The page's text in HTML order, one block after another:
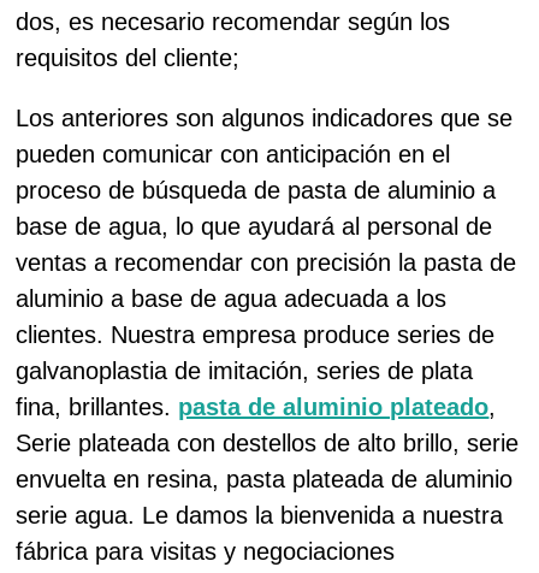
dos, es necesario recomendar según los
requisitos del cliente;
Los anteriores son algunos indicadores que se
pueden comunicar con anticipación en el
proceso de búsqueda de pasta de aluminio a
base de agua, lo que ayudará al personal de
ventas a recomendar con precisión la pasta de
aluminio a base de agua adecuada a los
clientes. Nuestra empresa produce series de
galvanoplastia de imitación, series de plata
fina, brillantes. pasta de aluminio plateado,
Serie plateada con destellos de alto brillo, serie
envuelta en resina, pasta plateada de aluminio
serie agua. Le damos la bienvenida a nuestra
fábrica para visitas y negociaciones